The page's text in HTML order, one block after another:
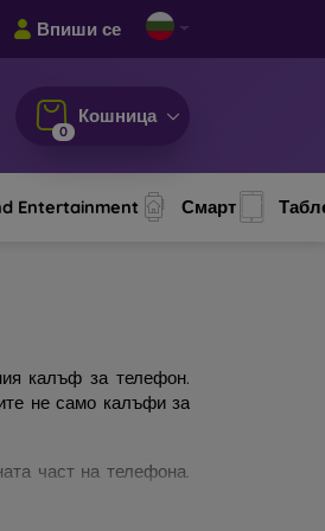
Впиши се
0
Кошница
Entertainment Смарт
калъф за телефон.
не само калъфи за
част на телефона.